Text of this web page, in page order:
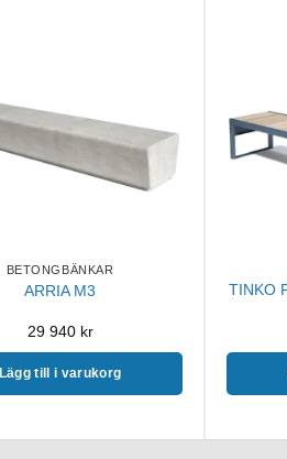
BETONGBÄNKAR
ARRIA M3
29 940 kr
Lägg till i varukorg
TINKO